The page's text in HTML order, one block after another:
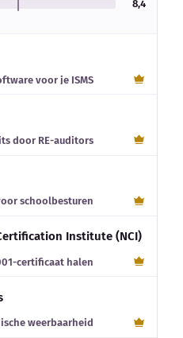
8,4
voor je ISMS
door RE-auditors
schoolbesturen
Institute (NCI)
certificaat halen
weerbaarheid